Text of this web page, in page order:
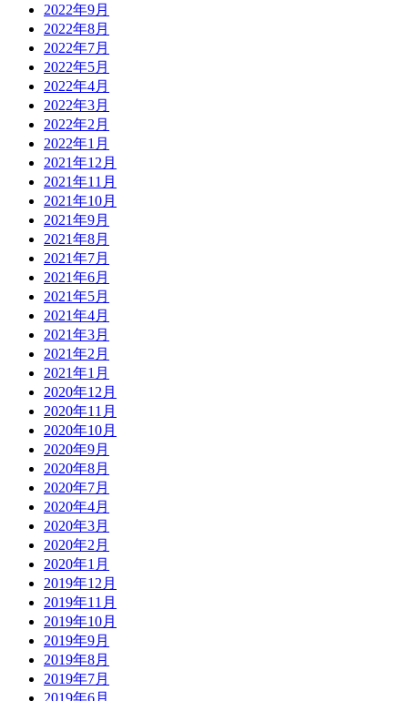
2022年9月
2022年8月
2022年7月
2022年5月
2022年4月
2022年3月
2022年2月
2022年1月
2021年12月
2021年11月
2021年10月
2021年9月
2021年8月
2021年7月
2021年6月
2021年5月
2021年4月
2021年3月
2021年2月
2021年1月
2020年12月
2020年11月
2020年10月
2020年9月
2020年8月
2020年7月
2020年4月
2020年3月
2020年2月
2020年1月
2019年12月
2019年11月
2019年10月
2019年9月
2019年8月
2019年7月
2019年6月